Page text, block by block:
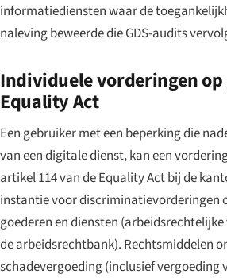
informatiediensten waar de
naleving beweerde die GDS-audits
Individuele vorderingen
Equality Act
Een gebruiker met een beperking die
van een digitale dienst, kan een
artikel 114 van de Equality Act bij de
instantie voor discriminatievorderingen
goederen en diensten
de arbeidsrechtbank). Rechtsmiddelen
schadevergoeding (inclusief vergoeding